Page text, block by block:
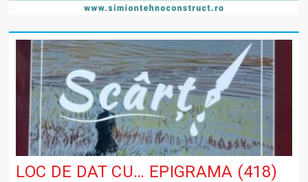
LOC DE DAT CU… EPIGRAMA (418)